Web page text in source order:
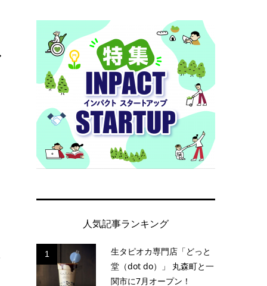
人気記事ランキング
1
生タピオカ専門店「どっと
堂（dot do）」 丸森町と一
関市に7月オープン！